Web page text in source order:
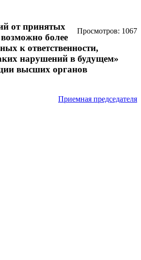
Просмотров: 1067
от принятых
более
к ответственности,
нарушений в будущем»
высших органов
Приемная председателя